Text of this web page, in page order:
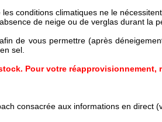
conditions climatiques ne le nécessitent
de neige ou de verglas durant la
de vous permettre (après
sel.
Pour votre
consacrée aux informations en